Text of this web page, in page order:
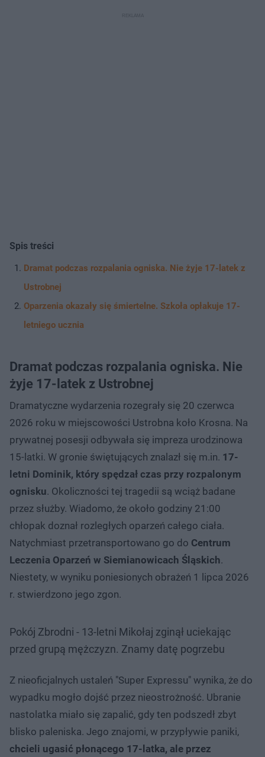
Spis treści
Dramat podczas rozpalania ogniska. Nie żyje 17-latek z
Ustrobnej
Oparzenia okazały się śmiertelne. Szkoła opłakuje 17-
letniego ucznia
Dramat podczas rozpalania ogniska. Nie
żyje 17-latek z Ustrobnej
Dramatyczne wydarzenia rozegrały się 20 czerwca
2026 roku w miejscowości Ustrobna koło Krosna. Na
prywatnej posesji odbywała się impreza urodzinowa
15-latki. W gronie świętujących znalazł się m.in. 17-
letni Dominik, który spędzał czas przy rozpalonym
ognisku. Okoliczności tej tragedii są wciąż badane
przez służby. Wiadomo, że około godziny 21:00
chłopak doznał rozległych oparzeń całego ciała.
Natychmiast przetransportowano go do Centrum
Leczenia Oparzeń w Siemianowicach Śląskich.
Niestety, w wyniku poniesionych obrażeń 1 lipca 2026
r. stwierdzono jego zgon.
Pokój Zbrodni - 13-letni Mikołaj zginął uciekając
przed grupą mężczyzn. Znamy datę pogrzebu
Z nieoficjalnych ustaleń "Super Expressu" wynika, że do
wypadku mogło dojść przez nieostrożność. Ubranie
nastolatka miało się zapalić, gdy ten podszedł zbyt
blisko paleniska. Jego znajomi, w przypływie paniki,
chcieli ugasić płonącego 17-latka, ale przez